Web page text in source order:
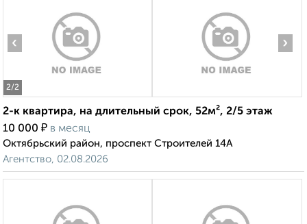
2/2
‹ ›
2-к квартира, на длительный срок, 52м², 2/5 этаж
10 000 ₽ в месяц
Октябрьский район, проспект Строителей 14А
Агентство, 02.08.2026